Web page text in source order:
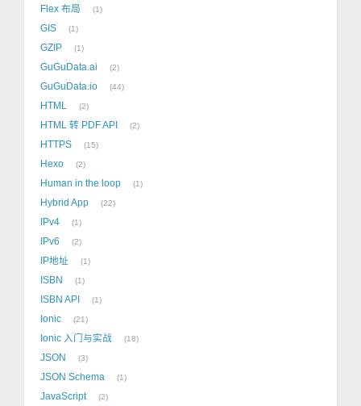
Flex 布局 1
GIS 1
GZIP 1
GuGuData.ai 2
GuGuData.io 44
HTML 2
HTML 转 PDF API 2
HTTPS 15
Hexo 2
Human in the loop 1
Hybrid App 22
IPv4 1
IPv6 2
IP地址 1
ISBN 1
ISBN API 1
Ionic 21
Ionic 入门与实战 18
JSON 3
JSON Schema 1
JavaScript 2